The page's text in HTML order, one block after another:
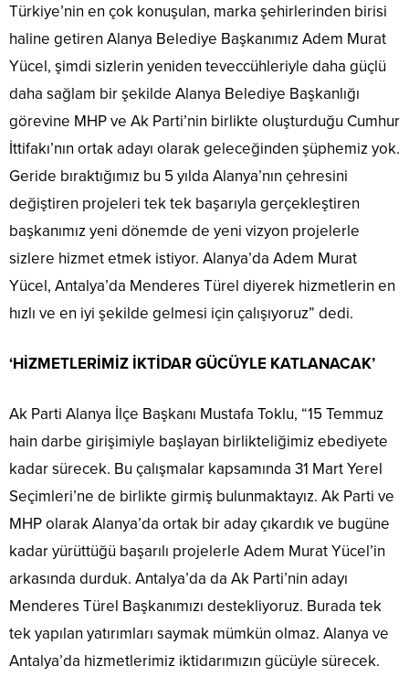
Türkiye’nin en çok konuşulan, marka şehirlerinden birisi
haline getiren Alanya Belediye Başkanımız Adem Murat
Yücel, şimdi sizlerin yeniden teveccühleriyle daha güçlü
daha sağlam bir şekilde Alanya Belediye Başkanlığı
görevine MHP ve Ak Parti’nin birlikte oluşturduğu Cumhur
İttifakı’nın ortak adayı olarak geleceğinden şüphemiz yok.
Geride bıraktığımız bu 5 yılda Alanya’nın çehresini
değiştiren projeleri tek tek başarıyla gerçekleştiren
başkanımız yeni dönemde de yeni vizyon projelerle
sizlere hizmet etmek istiyor. Alanya’da Adem Murat
Yücel, Antalya’da Menderes Türel diyerek hizmetlerin en
hızlı ve en iyi şekilde gelmesi için çalışıyoruz” dedi.
‘HİZMETLERİMİZ İKTİDAR GÜCÜYLE KATLANACAK’
Ak Parti Alanya İlçe Başkanı Mustafa Toklu, “15 Temmuz
hain darbe girişimiyle başlayan birlikteliğimiz ebediyete
kadar sürecek. Bu çalışmalar kapsamında 31 Mart Yerel
Seçimleri’ne de birlikte girmiş bulunmaktayız. Ak Parti ve
MHP olarak Alanya’da ortak bir aday çıkardık ve bugüne
kadar yürüttüğü başarılı projelerle Adem Murat Yücel’in
arkasında durduk. Antalya’da da Ak Parti’nin adayı
Menderes Türel Başkanımızı destekliyoruz. Burada tek
tek yapılan yatırımları saymak mümkün olmaz. Alanya ve
Antalya’da hizmetlerimiz iktidarımızın gücüyle sürecek.